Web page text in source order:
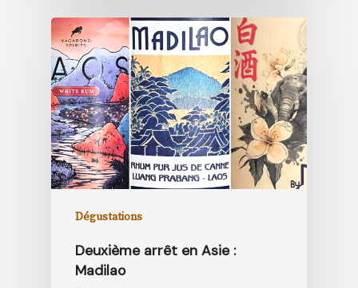
Dégustations
Deuxième arrêt en Asie :
Madilao